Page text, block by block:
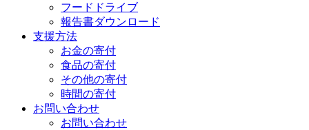
フードドライブ
報告書ダウンロード
支援方法
お金の寄付
食品の寄付
その他の寄付
時間の寄付
お問い合わせ
お問い合わせ